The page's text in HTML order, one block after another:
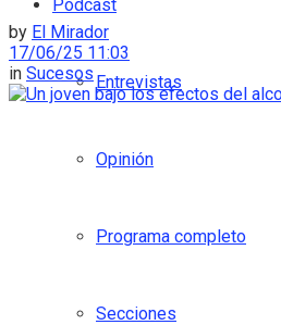
Podcast
Entrevistas
Opinión
Programa completo
Secciones
by El Mirador
17/06/25 11:03
in Sucesos